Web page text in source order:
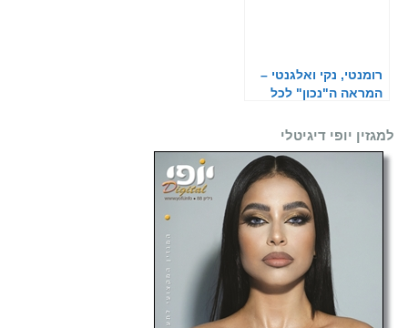
רומנטי, נקי ואלגנטי –
המראה ה"נכון" לכל
למגזין יופי דיגיטלי